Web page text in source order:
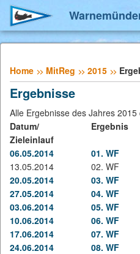
Home MitReg 2015
Ergebnisse
Alle Ergebnisse des Jahres
Datum/
Zieleinlauf
Ergebnis
06.05.2014
01. WF
13.05.2014
02. WF
20.05.2014
03. WF
27.05.2014
04. WF
03.06.2014
05. WF
10.06.2014
06. WF
17.06.2014
07. WF
24.06.2014
08. WF